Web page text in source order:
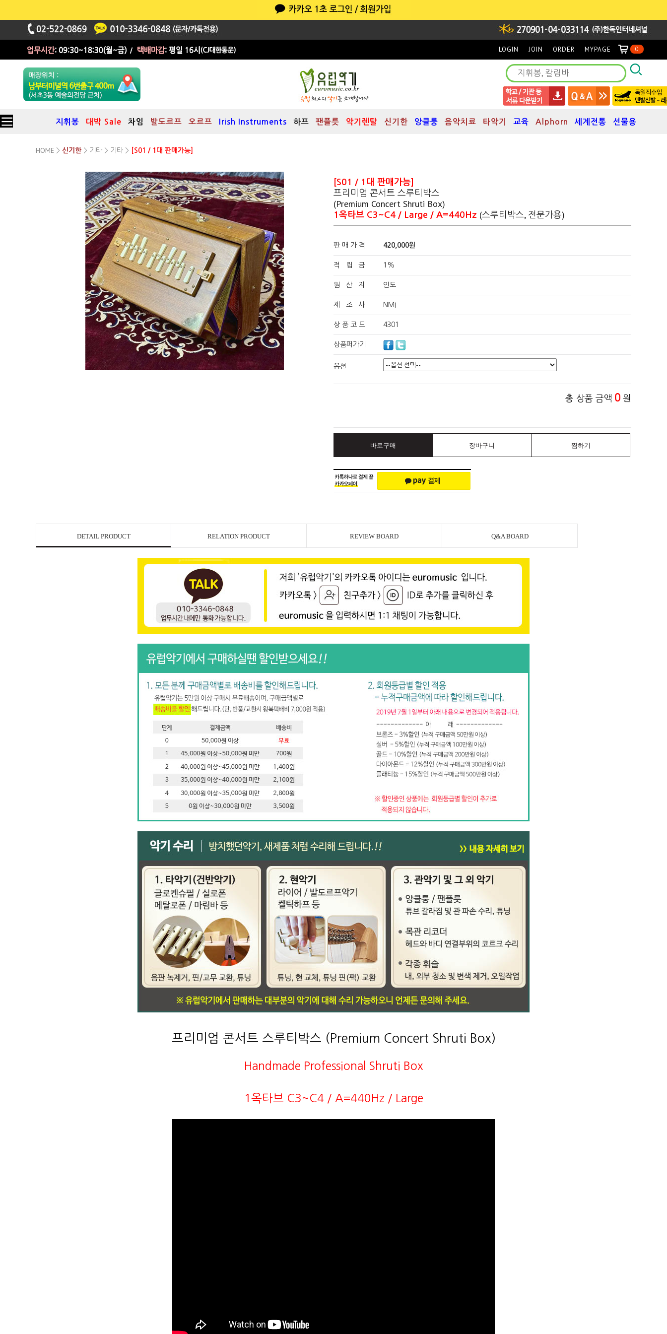
LOGIN JOIN ORDER MYPAGE 0
지휘봉 대박 Sale 차임 발도르프 오르프 Irish Instruments 하프 팬플릇 악기렌탈 신기한 앙클룽 음악치료 타악기 교육 Alphorn 세계전통 선물용
HOME > 신기한 > 기타 > 기타 > [S01 / 1대 판매가능]
프리미엄 콘서트 스루티박스
(Premium Concert Shruti Box)
1옥타브 C3~C4 / Large / A=440Hz(스루티박스, 전문가용)
[S01 / 1대 판매가능]
프리미엄 콘서트 스루티박스
(Premium Concert Shruti Box)
1옥타브 C3~C4 / Large / A=440Hz (스루티박스, 전문가용)
판 매 가 격 420,000원
적 립 금 1%
원 산 지 인도
제 조 사 NMI
상 품 코 드 4301
상품퍼가기
옵션
총 상품 금액 0 원
바로구매 장바구니 찜하기
DETAIL PRODUCT RELATION PRODUCT REVIEW BOARD Q&A BOARD
프리미엄 콘서트 스루티박스 (Premium Concert Shruti Box)
Handmade Professional Shruti Box
1옥타브 C3~C4 / A=440Hz / Large